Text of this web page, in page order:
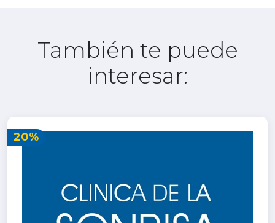
También te puede
interesar:
20%